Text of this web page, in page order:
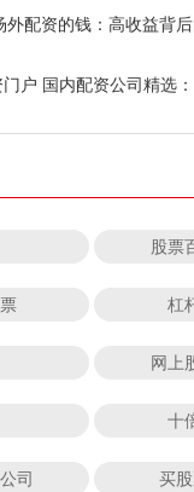
外配资的钱：高收益背
户 国内配资公司精选
股票
杠
网上
十
司 买